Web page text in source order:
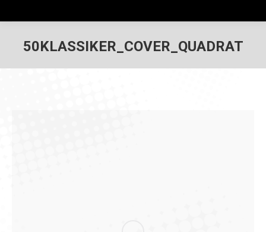
50KLASSIKER_COVER_QUADRAT